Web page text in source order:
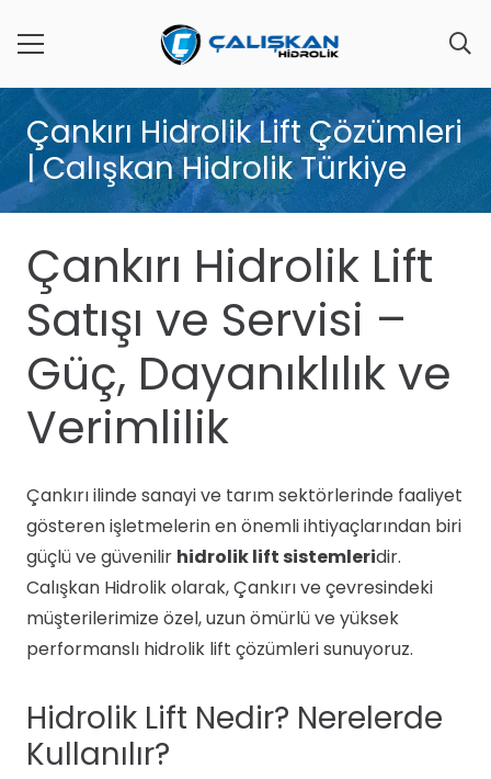
Çankırı Hidrolik Lift Çözümleri
| Calışkan Hidrolik Türkiye
Çankırı Hidrolik Lift
Satışı ve Servisi –
Güç, Dayanıklılık ve
Verimlilik
Çankırı ilinde sanayi ve tarım sektörlerinde faaliyet
gösteren işletmelerin en önemli ihtiyaçlarından biri
güçlü ve güvenilir hidrolik lift sistemleridir.
Calışkan Hidrolik olarak, Çankırı ve çevresindeki
müşterilerimize özel, uzun ömürlü ve yüksek
performanslı hidrolik lift çözümleri sunuyoruz.
Hidrolik Lift Nedir? Nerelerde
Kullanılır?